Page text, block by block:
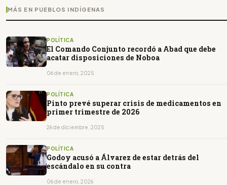
MÁS EN PUEBLOS INDÍGENAS
POLÍTICA
El Comando Conjunto recordó a Abad que debe
acatar disposiciones de Noboa
06 de enero, 2025
POLÍTICA
Pinto prevé superar crisis de medicamentos en
primer trimestre de 2026
26 de diciembre, 2025
POLÍTICA
Godoy acusó a Álvarez de estar detrás del
escándalo en su contra
06 de enero, 2026